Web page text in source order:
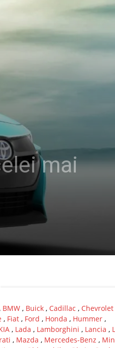
mai
BMW, Buick, Cadillac , Chevrolet
, Fiat, Ford , Honda , Hummer,
, Lada , Lamborghini , Lancia ,
, Mazda , Mercedes-Benz ,